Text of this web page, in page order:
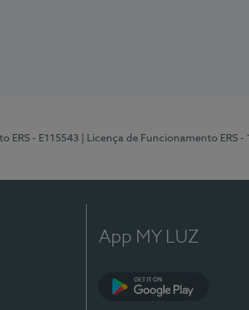
ERS - E115543 | Licença de Funcionamento ERS -
App MY LUZ